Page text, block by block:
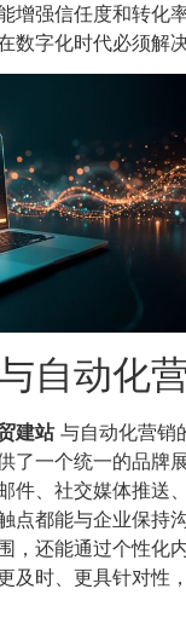
增强信任度和转化
数字化时代必须解决
自动化
建站与自动化营销
了一个统一的品牌
件、社交媒体推送
点都能与企业保持
，还能通过个性化
及时、更具针对性